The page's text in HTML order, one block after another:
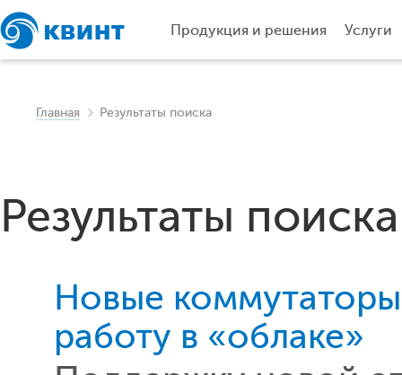
Продукция и решения Услуги
Главная Результаты поиска
Результаты
Новые
работу в «облаке»